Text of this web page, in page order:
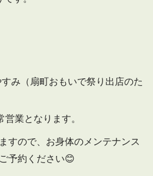
み（扇町おもいで祭り出店のた
業となります。
すので、お身体のメンテナンス
予約ください😊